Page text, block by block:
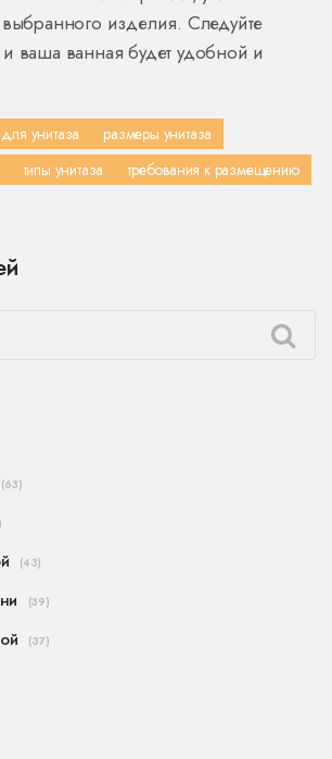
изделия. Следуйте
ваша ванная будет удобной и
унитаза
размеры унитаза
типы унитаза требования к размещению
(63)
(43)
(39)
(37)